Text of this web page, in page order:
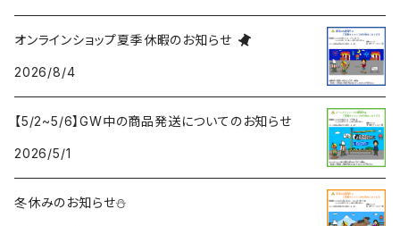
オンラインショップ夏季休暇のお知らせ
2026/8/4
【5/2~5/6】GW中の商品発送についてのお知らせ
2026/5/1
冬休みのお知らせ⛄